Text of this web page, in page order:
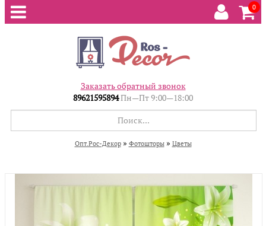
0
Заказать обратный звонок
89621595894Пн—Пт 9:00—18:00
Опт.Рос-Декор » Фотошторы » Цветы